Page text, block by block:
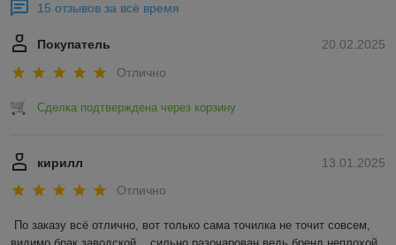
15 отзывов за всё время
20.02.2025
Покупатель
Отлично
Сделка подтверждена через корзину
13.01.2025
кирилл
Отлично
По заказу всё отлично, вот только сама точилка не точит совсем,